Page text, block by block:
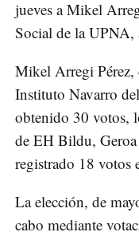
jueves a Mikel
Social de la UPNA,
Mikel Arregi Pérez,
Instituto Navarro
obtenido 30 votos,
de EH Bildu,
registrado 18 votos
La elección, de
cabo mediante